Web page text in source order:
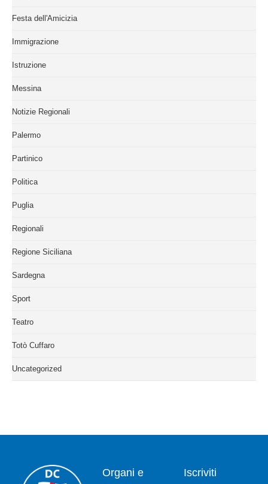
Festa dell'Amicizia
Immigrazione
Istruzione
Messina
Notizie Regionali
Palermo
Partinico
Politica
Puglia
Regionali
Regione Siciliana
Sardegna
Sport
Teatro
Totò Cuffaro
Uncategorized
Organi e
Iscriviti